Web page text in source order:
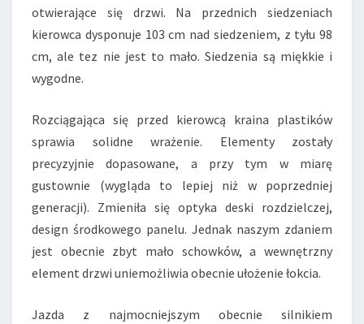
otwierające się drzwi. Na przednich siedzeniach
kierowca dysponuje 103 cm nad siedzeniem, z tyłu 98
cm, ale tez nie jest to mało. Siedzenia są miękkie i
wygodne.
Rozciągająca się przed kierowcą kraina plastików
sprawia solidne wrażenie. Elementy zostały
precyzyjnie dopasowane, a przy tym w miarę
gustownie (wygląda to lepiej niż w poprzedniej
generacji). Zmieniła się optyka deski rozdzielczej,
design środkowego panelu. Jednak naszym zdaniem
jest obecnie zbyt mało schowków, a wewnętrzny
element drzwi uniemożliwia obecnie ułożenie łokcia.
Jazda z najmocniejszym obecnie silnikiem